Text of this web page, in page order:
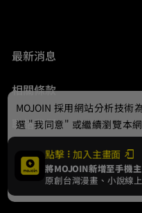
最新消息
相關條款
聯絡我們
© 2024 gamania
點擊 加入主畫面
將MOJOIN新增至手機
原創台灣漫畫、小說線上
MOJOIN 採用網站分析技術
選 "我同意" 或繼續瀏覽本
Cookie，欲瞭解更多資訊請